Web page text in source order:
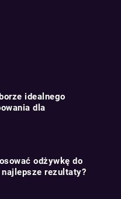
idealnego
dla
odżywkę do
rezultaty?